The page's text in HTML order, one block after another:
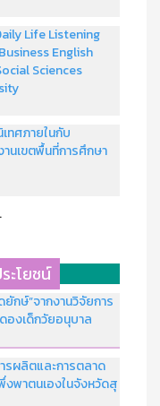
Life Listening
English
Sciences
ทศภายในกับ
นเขตพื้นที่การศึกษา
ะโยชน์
กษ์”จากงานวิจัยการ
งเด็กวัยอนุบาล
ผลิตและการตลาด
พาตนเองในจังหวัดสุ